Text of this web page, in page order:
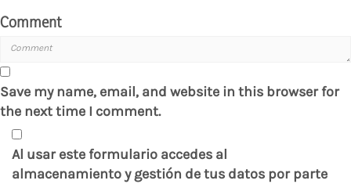
Comment
Save my name, email, and website in this browser for
the next time I comment.
Al usar este formulario accedes al
almacenamiento y gestión de tus datos por parte